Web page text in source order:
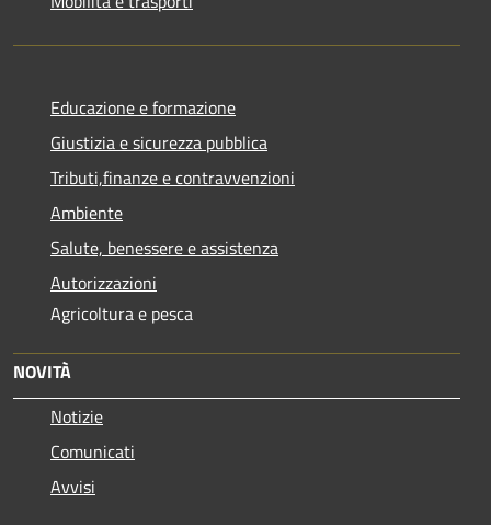
Educazione e formazione
Giustizia e sicurezza pubblica
Tributi,finanze e contravvenzioni
Ambiente
Salute, benessere e assistenza
Autorizzazioni
Agricoltura e pesca
NOVITÀ
Notizie
Comunicati
Avvisi